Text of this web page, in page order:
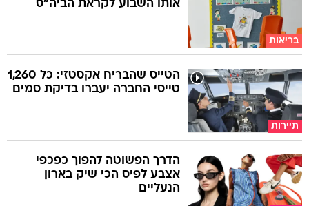
בריאות
אותו השבוע לקראת הביה"ס
תיירות
הטייס שהבריח אקסטזי: כל 1,260
טייסי החברה יעברו בדיקת סמים
הדרך הפשוטה להפוך כפכפי
אצבע לפיס הכי שיק בארון
הנעליים